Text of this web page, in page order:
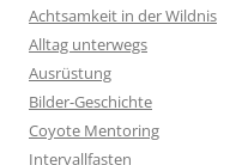
Achtsamkeit in der Wildnis
Alltag unterwegs
Ausrüstung
Bilder-Geschichte
Coyote Mentoring
Intervallfasten